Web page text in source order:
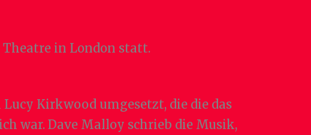
Theatre in London statt.
Kirkwood umgesetzt, die die das
war. Dave Malloy schrieb die Musik,